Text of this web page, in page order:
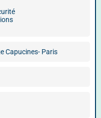
Capucines- Paris